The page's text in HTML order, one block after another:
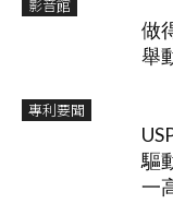
影音館
做
舉
專利要聞
驅
一